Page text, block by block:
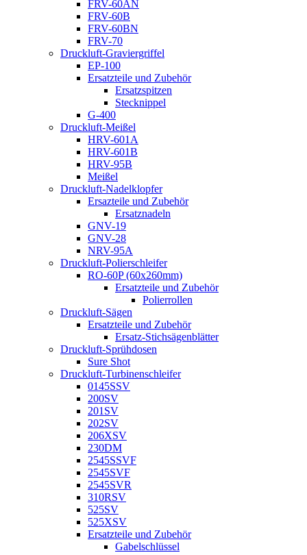
FRV-60AN
FRV-60B
FRV-60BN
FRV-70
Druckluft-Graviergriffel
EP-100
Ersatzteile und Zubehör
Ersatzspitzen
Stecknippel
G-400
Druckluft-Meißel
HRV-601A
HRV-601B
HRV-95B
Meißel
Druckluft-Nadelklopfer
Ersazteile und Zubehör
Ersatznadeln
GNV-19
GNV-28
NRV-95A
Druckluft-Polierschleifer
RO-60P (60x260mm)
Ersatzteile und Zubehör
Polierrollen
Druckluft-Sägen
Ersatzteile und Zubehör
Ersatz-Stichsägenblätter
Druckluft-Sprühdosen
Sure Shot
Druckluft-Turbinenschleifer
0145SSV
200SV
201SV
202SV
206XSV
230DM
2545SSVF
2545SVF
2545SVR
310RSV
525SV
525XSV
Ersatzteile und Zubehör
Gabelschlüssel